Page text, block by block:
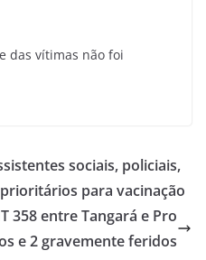
das vítimas não foi
sociais, policiais,
para vacinação
358 entre Tangará e Pro
e 2 gravemente feridos